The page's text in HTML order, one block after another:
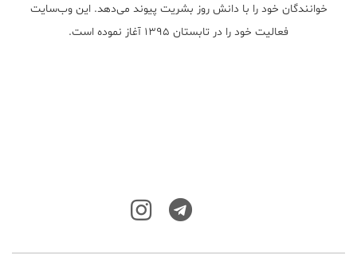
خوانندگان خود را با دانش روز بشریت پیوند می‌دهد. این وب‌سایت
فعالیت خود را در تابستان ۱۳۹۵ آغاز نموده است.